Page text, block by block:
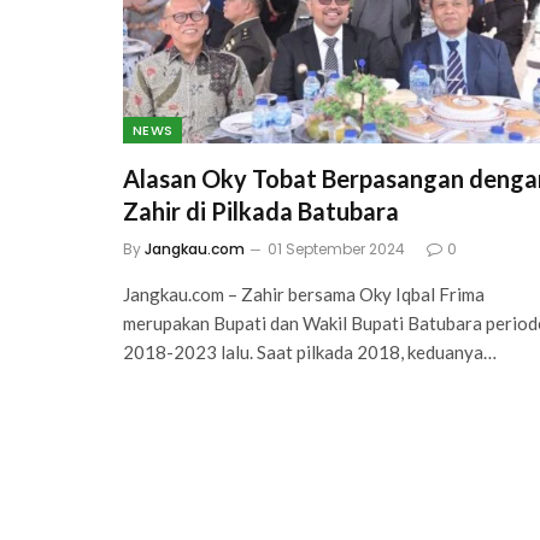
NEWS
Alasan Oky Tobat Berpasangan
Zahir di Pilkada Batubara
ByJangkau.com 01 September 2024 0
Jangkau.com – Zahir bersama Oky Iqbal Frima
merupakan Bupati dan Wakil Bupati Batubara
2018-2023 lalu. Saat pilkada 2018, keduanya…